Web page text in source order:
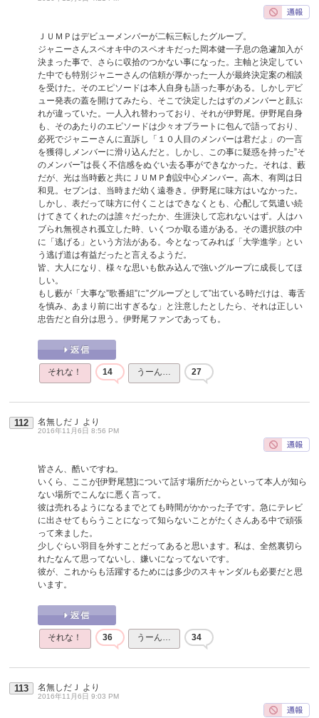
ＪＵＭＰはデビューメンバーが二転三転したグループ。
ジャニーさんスペオキ中のスペオキだった岡本健一子息の急遽加入が
決まった事で、さらに収拾のつかない事になった。主軸と決定してい
た中でも特別ジャニーさんの信頼が厚かった一人が最終決定案の相談
を受けた。そのエピソードは本人自身も語った事がある。しかしデビ
ュー発表の蓋を開けてみたら、そこで決定したはずのメンバーと顔ぶ
れが違っていた。一人入れ替わっており、それが伊野尾。伊野尾自身
も、そのあたりのエピソードは少々オブラートに包んで語っており、
必死でジャニーさんに直訴し「１０人目のメンバーは君だよ」の一言
を獲得しメンバーに滑り込んだと。しかし、この事に疑惑を持った”そ
のメンバー”は長く不信感をぬぐい去る事ができなかった。それは、藪
だが、光は当時藪と共にＪＵＭＰ創設中心メンバー。高木、有岡は日
和見。セブンは、当時まだ幼く遠巻き。伊野尾に味方はいなかった。
しかし、表だって味方に付くことはできなくとも、心配して気遣い続
けてきてくれたのは誰々だったか、生涯決して忘れないはず。人はハ
ブられ無視され孤立した時、いくつか取る道がある。その選択肢の中
に「逃げる」という方法がある。今となってみれば「大学進学」とい
う逃げ道は有益だったと言えるようだ。
皆、大人になり、様々な思いも飲み込んで強いグループに成長してほ
しい。
もし藪が「大事な”歌番組”に”グループとして”出ている時だけは、毒舌
を慎み、あまり前に出すぎるな」と注意したとしたら、それは正しい
忠告だと自分は思う。伊野尾ファンであっても。
それな！ 14 うーん… 27
112 名無しだＪ より
2016年11月6日 8:56 PM
皆さん、酷いですね。
いくら、ここが[伊野尾慧]について話す場所だからといって本人が知ら
ない場所でこんなに悪く言って。
彼は売れるようになるまでとても時間がかかった子です。急にテレビ
に出させてもらうことになって知らないことがたくさんある中で頑張
って来ました。
少しぐらい羽目を外すことだってあると思います。私は、全然裏切ら
れたなんて思ってないし、嫌いになってないです。
彼が、これからも活躍するためには多少のスキャンダルも必要だと思
います。
それな！ 36 うーん… 34
113 名無しだＪ より
2016年11月6日 9:03 PM